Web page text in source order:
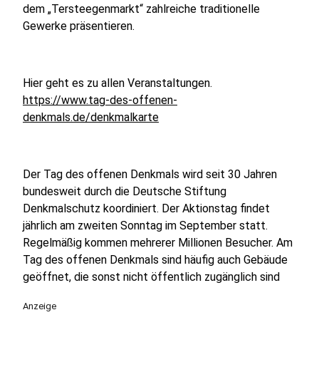
dem „Tersteegenmarkt“ zahlreiche traditionelle
Gewerke präsentieren.
Hier geht es zu allen Veranstaltungen.
https://www.tag-des-offenen-
denkmals.de/denkmalkarte
Der Tag des offenen Denkmals wird seit 30 Jahren
bundesweit durch die Deutsche Stiftung
Denkmalschutz koordiniert. Der Aktionstag findet
jährlich am zweiten Sonntag im September statt.
Regelmäßig kommen mehrerer Millionen Besucher. Am
Tag des offenen Denkmals sind häufig auch Gebäude
geöffnet, die sonst nicht öffentlich zugänglich sind
Anzeige